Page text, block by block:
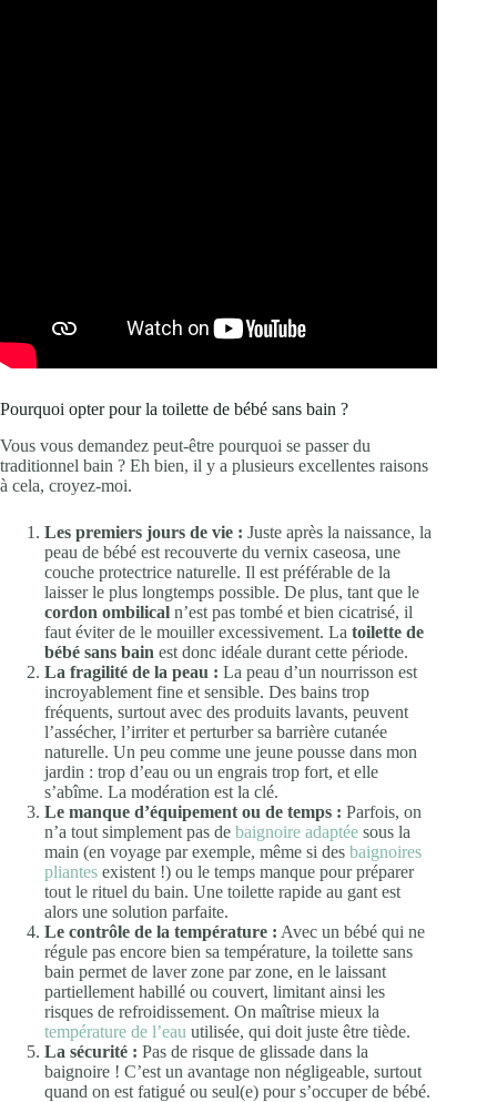
Pourquoi opter pour la toilette de bébé sans bain ?
Vous vous demandez peut-être pourquoi se passer du
traditionnel bain ? Eh bien, il y a plusieurs excellentes raisons
à cela, croyez-moi.
Les premiers jours de vie : Juste après la naissance, la
peau de bébé est recouverte du vernix caseosa, une
couche protectrice naturelle. Il est préférable de la
laisser le plus longtemps possible. De plus, tant que le
cordon ombilical n’est pas tombé et bien cicatrisé, il
faut éviter de le mouiller excessivement. La toilette de
bébé sans bain est donc idéale durant cette période.
La fragilité de la peau : La peau d’un nourrisson est
incroyablement fine et sensible. Des bains trop
fréquents, surtout avec des produits lavants, peuvent
l’assécher, l’irriter et perturber sa barrière cutanée
naturelle. Un peu comme une jeune pousse dans mon
jardin : trop d’eau ou un engrais trop fort, et elle
s’abîme. La modération est la clé.
Le manque d’équipement ou de temps : Parfois, on
n’a tout simplement pas de baignoire adaptée sous la
main (en voyage par exemple, même si des baignoires
pliantes existent !) ou le temps manque pour préparer
tout le rituel du bain. Une toilette rapide au gant est
alors une solution parfaite.
Le contrôle de la température : Avec un bébé qui ne
régule pas encore bien sa température, la toilette sans
bain permet de laver zone par zone, en le laissant
partiellement habillé ou couvert, limitant ainsi les
risques de refroidissement. On maîtrise mieux la
température de l’eau utilisée, qui doit juste être tiède.
La sécurité : Pas de risque de glissade dans la
baignoire ! C’est un avantage non négligeable, surtout
quand on est fatigué ou seul(e) pour s’occuper de bébé.